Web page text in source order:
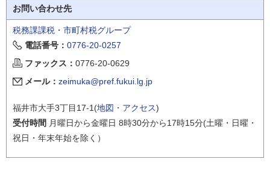
お問い合わせ先
税務課課税・市町村税グループ
電話番号： 0776-20-0257
ファックス： 0776-20-0629
メール： zeimuka@pref.fukui.lg.jp
福井市大手3丁目17-1(地図・アクセス)
受付時間 月曜日から金曜日 8時30分から17時15分(土曜・日曜・
祝日・年末年始を除く）